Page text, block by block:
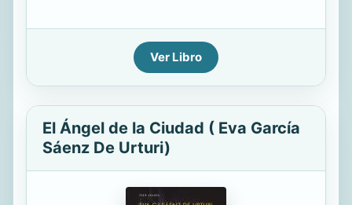
Ver Libro
El Ángel de la Ciudad ( Eva García
Sáenz De Urturi)